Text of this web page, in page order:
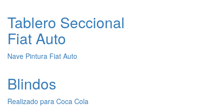
Tablero Seccional
Fiat Auto
Nave Pintura Fiat Auto
Blindos
Realizado para Coca Cola